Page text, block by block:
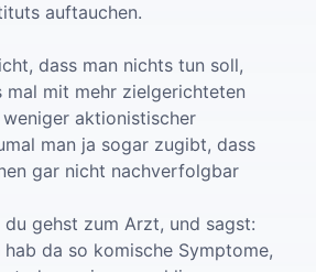
auftauchen.
dass man nichts tun soll,
mal mit mehr zielgerichteten
aktionistischer
man ja sogar zugibt, dass
gar nicht nachverfolgbar
gehst zum Arzt, und sagst:
da so komische Symptome,